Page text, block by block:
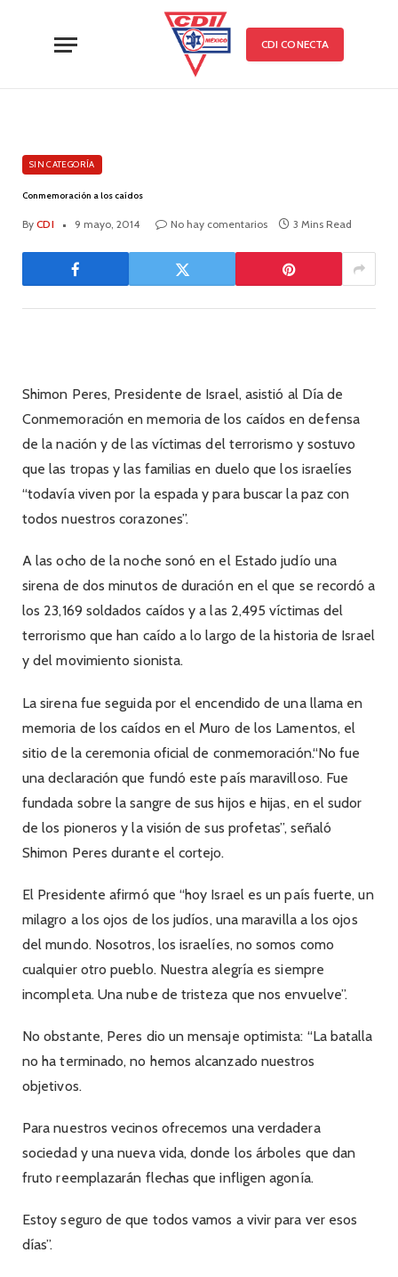
CDI CONECTA
SIN CATEGORÍA
Conmemoración a los caídos
By CDI 9 mayo, 2014 No hay comentarios 3 Mins Read
Shimon Peres, Presidente de Israel, asistió al Día de
Conmemoración en memoria de los caídos en defensa
de la nación y de las víctimas del terrorismo y sostuvo
que las tropas y las familias en duelo que los israelíes
“todavía viven por la espada y para buscar la paz con
todos nuestros corazones”.
A las ocho de la noche sonó en el Estado judío una
sirena de dos minutos de duración en el que se recordó a
los 23,169 soldados caídos y a las 2,495 víctimas del
terrorismo que han caído a lo largo de la historia de Israel
y del movimiento sionista.
La sirena fue seguida por el encendido de una llama en
memoria de los caídos en el Muro de los Lamentos, el
sitio de la ceremonia oficial de conmemoración.“No fue
una declaración que fundó este país maravilloso. Fue
fundada sobre la sangre de sus hijos e hijas, en el sudor
de los pioneros y la visión de sus profetas”, señaló
Shimon Peres durante el cortejo.
El Presidente afirmó que “hoy Israel es un país fuerte, un
milagro a los ojos de los judíos, una maravilla a los ojos
del mundo. Nosotros, los israelíes, no somos como
cualquier otro pueblo. Nuestra alegría es siempre
incompleta. Una nube de tristeza que nos envuelve”.
No obstante, Peres dio un mensaje optimista: “La batalla
no ha terminado, no hemos alcanzado nuestros
objetivos.
Para nuestros vecinos ofrecemos una verdadera
sociedad y una nueva vida, donde los árboles que dan
fruto reemplazarán flechas que infligen agonía.
Estoy seguro de que todos vamos a vivir para ver esos
días”.